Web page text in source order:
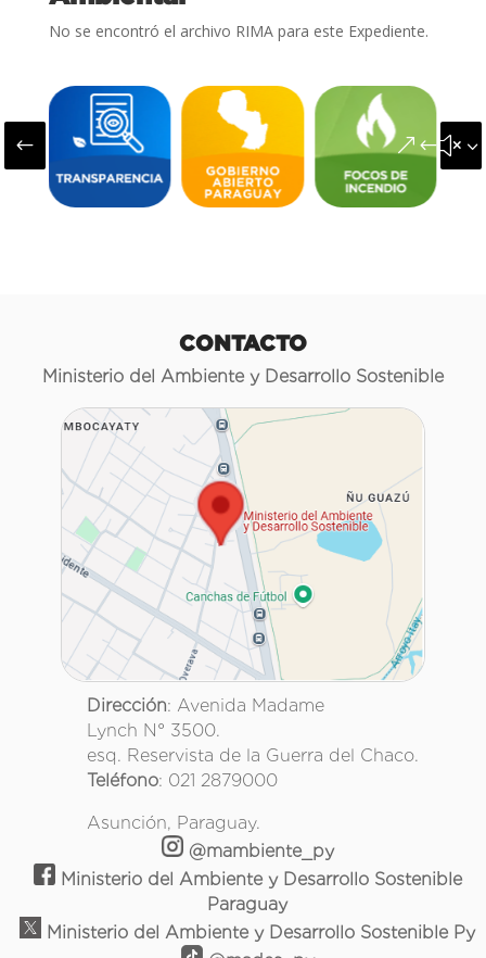
No se encontró el archivo RIMA para este Expediente.
#
CONTACTO
Ministerio del Ambiente y Desarrollo Sostenible
Dirección: Avenida Madame
Lynch N° 3500.
esq. Reservista de la Guerra del Chaco.
Teléfono: 021 2879000
Asunción, Paraguay.
@mambiente_py
Ministerio del Ambiente y Desarrollo Sostenible
Paraguay
Ministerio del Ambiente y Desarrollo Sostenible Py